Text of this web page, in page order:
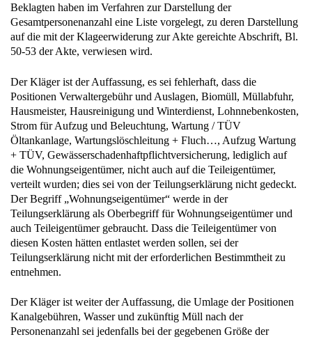
Beklagten haben im Verfahren zur Darstellung der
Gesamtpersonenanzahl eine Liste vorgelegt, zu deren Darstellung
auf die mit der Klageerwiderung zur Akte gereichte Abschrift, Bl.
50-53 der Akte, verwiesen wird.
Der Kläger ist der Auffassung, es sei fehlerhaft, dass die
Positionen Verwaltergebühr und Auslagen, Biomüll, Müllabfuhr,
Hausmeister, Hausreinigung und Winterdienst, Lohnnebenkosten,
Strom für Aufzug und Beleuchtung, Wartung / TÜV
Öltankanlage, Wartungslöschleitung + Fluch…, Aufzug Wartung
+ TÜV, Gewässerschadenhaftpflichtversicherung, lediglich auf
die Wohnungseigentümer, nicht auch auf die Teileigentümer,
verteilt wurden; dies sei von der Teilungserklärung nicht gedeckt.
Der Begriff „Wohnungseigentümer“ werde in der
Teilungserklärung als Oberbegriff für Wohnungseigentümer und
auch Teileigentümer gebraucht. Dass die Teileigentümer von
diesen Kosten hätten entlastet werden sollen, sei der
Teilungserklärung nicht mit der erforderlichen Bestimmtheit zu
entnehmen.
Der Kläger ist weiter der Auffassung, die Umlage der Positionen
Kanalgebühren, Wasser und zukünftig Müll nach der
Personenanzahl sei jedenfalls bei der gegebenen Größe der